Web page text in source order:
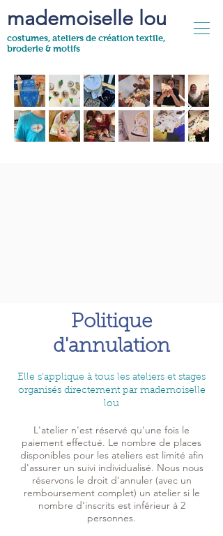
mademoiselle lou
costumes, ateliers de création textile,
broderie & motifs
Politique
d'annulation
Elle s'applique à tous les ateliers et stages
organisés directement par mademoiselle
lou
L'atelier n'est réservé qu'une fois le
paiement effectué. Le nombre de places
disponibles pour les ateliers est limité afin
d'assurer un suivi individualisé. Nous nous
réservons le droit d'annuler (avec un
remboursement complet) un atelier si le
nombre d'inscrits est inférieur à 2
personnes.